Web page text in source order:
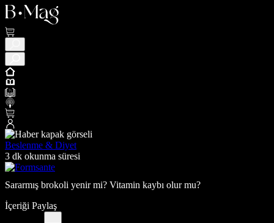
Beslenme & Diyet
3 dk okunma süresi
Sararmış brokoli yenir mi? Vitamin kaybı olur mu?
İçeriği Paylaş